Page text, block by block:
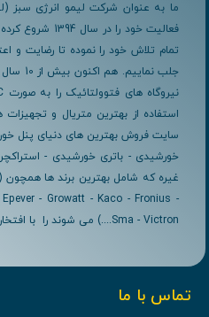
فعالیت خود را
تمام تلاش خود را نموده تا رضایت و
جلب
استفاده از بهترین متریال و
سایت فروش بهترین های دنیای پنل
خورشیدی - باتری خورشیدی -
- Growatt - Kaco - Fronius -
Sma - Victron....) می شوند را با افتخار داریم.
تماس با ما